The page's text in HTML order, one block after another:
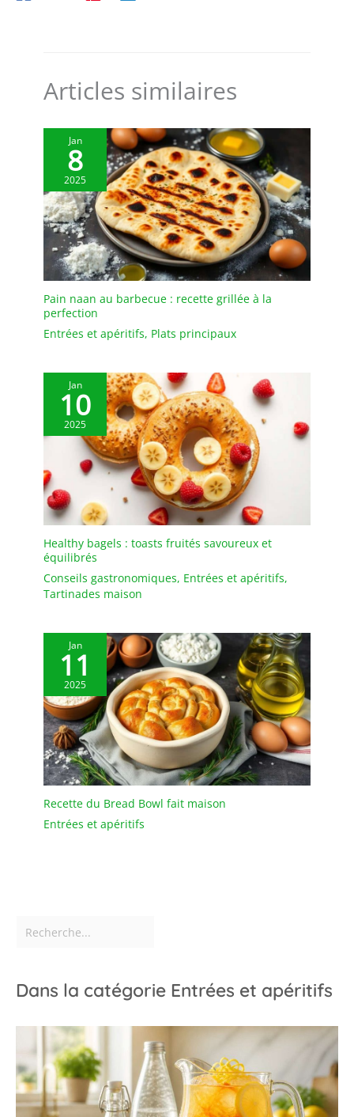
Articles similaires
Jan
8
2025
Pain naan au barbecue : recette grillée à la
perfection
Entrées et apéritifs, Plats principaux
Jan
10
2025
Healthy bagels : toasts fruités savoureux et
équilibrés
Conseils gastronomiques, Entrées et apéritifs,
Tartinades maison
Jan
11
2025
Recette du Bread Bowl fait maison
Entrées et apéritifs
Dans la catégorie Entrées et apéritifs